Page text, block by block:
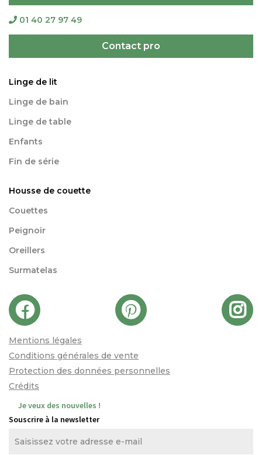
01 40 27 97 49
Contact pro
Linge de lit
Linge de bain
Linge de table
Enfants
Fin de série
Housse de couette
Couettes
Peignoir
Oreillers
Surmatelas
Mentions légales
Conditions générales de vente
Protection des données personnelles
Crédits
Je veux des nouvelles !
Souscrire à la newsletter